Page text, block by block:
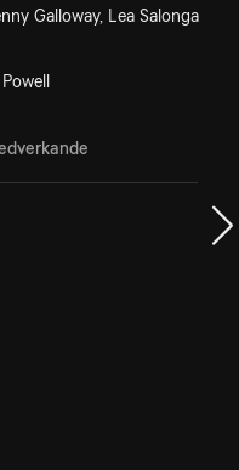
Galloway, Lea Salonga